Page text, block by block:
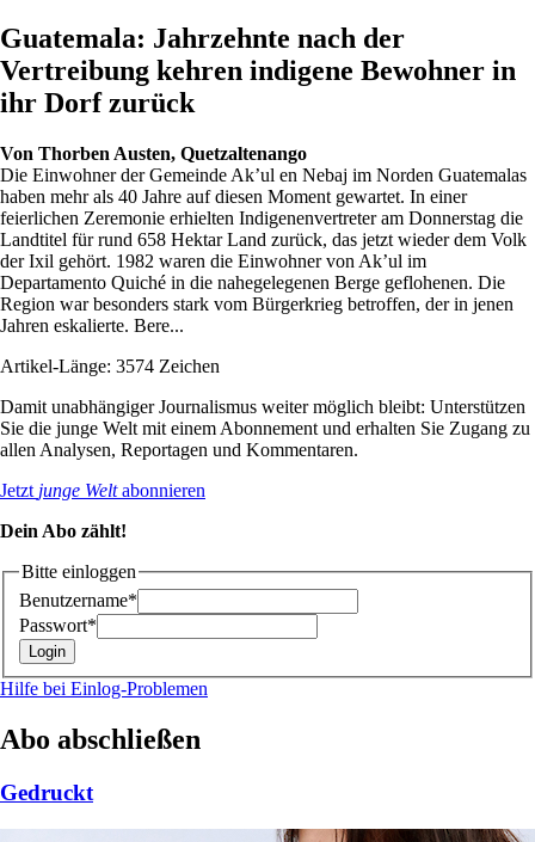
Guatemala: Jahrzehnte nach der
Vertreibung kehren indigene Bewohner in
ihr Dorf zurück
Von Thorben Austen, Quetzaltenango
Die Einwohner der Gemeinde Ak’ul en Nebaj im Norden Guatemalas
haben mehr als 40 Jahre auf diesen Moment gewartet. In einer
feierlichen Zeremonie erhielten Indigenenvertreter am Donnerstag die
Landtitel für rund 658 Hektar Land zurück, das jetzt wieder dem Volk
der Ixil gehört. 1982 waren die Einwohner von Ak’ul im
Departamento Quiché in die nahegelegenen Berge geflohenen. Die
Region war besonders stark vom Bürgerkrieg betroffen, der in jenen
Jahren eskalierte. Bere...
Artikel-Länge: 3574 Zeichen
Damit unabhängiger Journalismus weiter möglich bleibt: Unterstützen
Sie die junge Welt mit einem Abonnement und erhalten Sie Zugang zu
allen Analysen, Reportagen und Kommentaren.
Jetzt junge Weltabonnieren
Dein Abo zählt!
Bitte einloggen
Benutzername*
Passwort*
Hilfe bei Einlog-Problemen
Abo abschließen
Gedruckt